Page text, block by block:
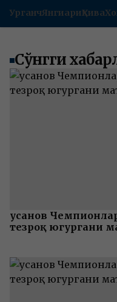
УрганчЯнгиариқХива
Сўнгги
Ҳусанов
тезроқ югургани